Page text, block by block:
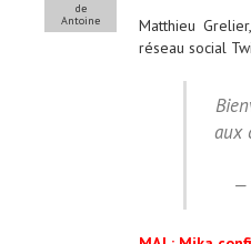
de
Antoine
Matthieu
réseau social
aux
—